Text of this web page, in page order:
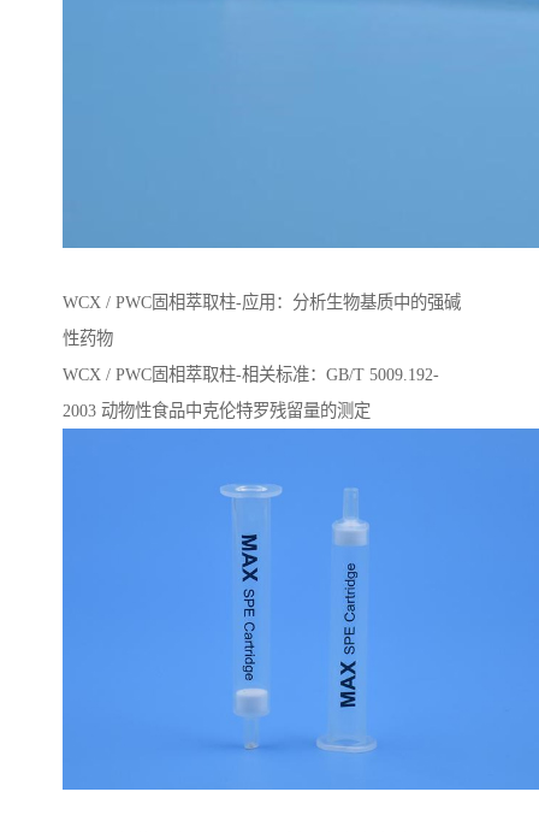
WCX / PWC固相萃取柱-应用：分析生物基质中的强碱
性药物
WCX / PWC固相萃取柱-相关标准：GB/T 5009.192-
2003 动物性⻝品中克伦特罗残留量的测定